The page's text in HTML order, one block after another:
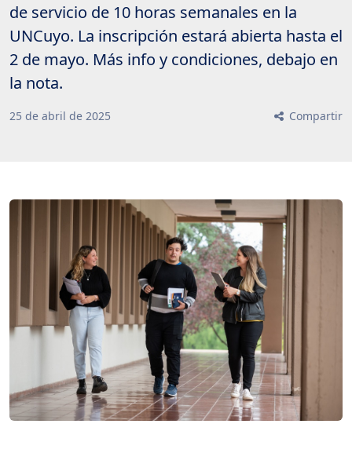
de servicio de 10 horas semanales en la
UNCuyo. La inscripción estará abierta hasta el
2 de mayo. Más info y condiciones, debajo en
la nota.
25 de abril de 2025 Compartir